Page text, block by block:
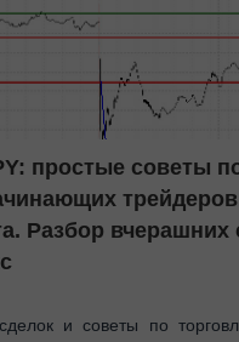
простые советы
трейдеров
Разбор вчерашних
и советы по